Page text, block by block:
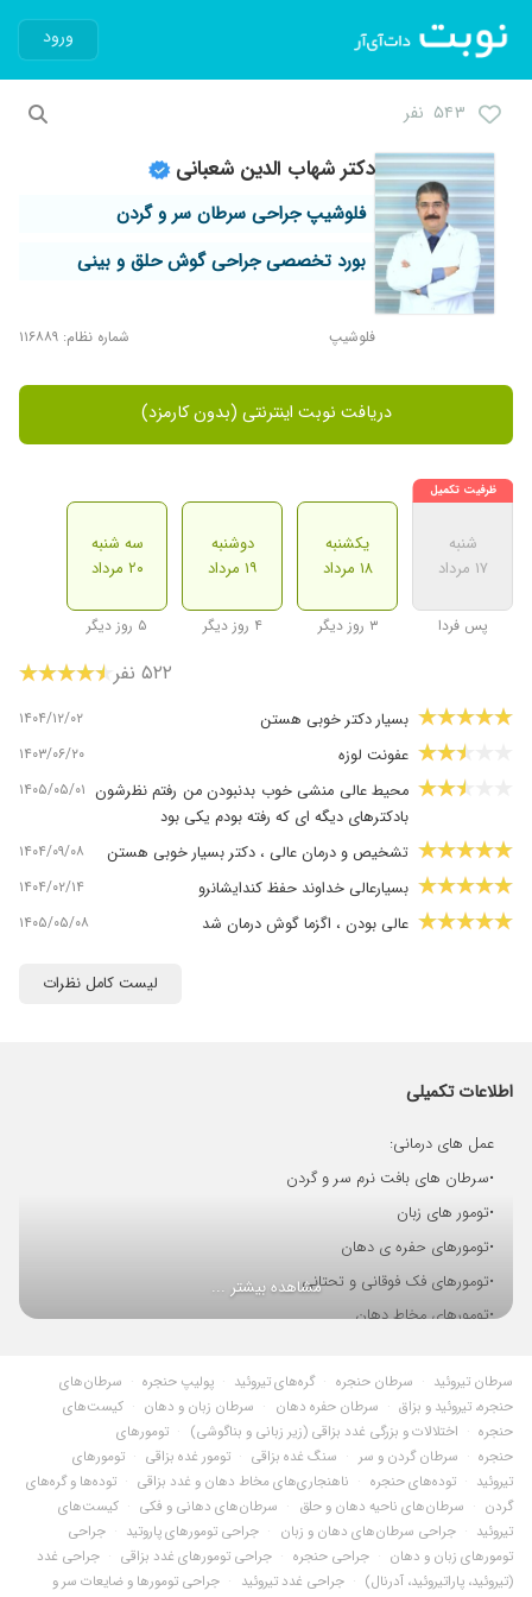
ورود
۵۴۳ نفر
دکتر شهاب الدین شعبانی
فلوشیپ جراحی سرطان سر و گردن
بورد تخصصی جراحی گوش حلق و بینی
فلوشیپ شماره نظام: ۱۱۶۸۸۹
دریافت نوبت اینترنتی (بدون کارمزد)
شنبه
۱۷ مرداد
پس فردا
یکشنبه
۱۸ مرداد
۳ روز دیگر
دوشنبه
۱۹ مرداد
۴ روز دیگر
سه شنبه
۲۰ مرداد
۵ روز دیگر
۵۲۲ نفر
بسیار دکتر خوبی هستن ۱۴۰۴/۱۲/۰۲
عفونت لوزه ۱۴۰۳/۰۶/۲۰
محیط عالی منشی خوب بدنبودن من رفتم نظرشون
بادکترهای دیگه ای که رفته بودم یکی بود
۱۴۰۵/۰۵/۰۱
تشخیص و درمان عالی ، دکتر بسیار خوبی هستن ۱۴۰۴/۰۹/۰۸
بسیارعالی خداوند حفظ کندایشانرو ۱۴۰۴/۰۲/۱۴
عالی بودن ، اگزما گوش درمان شد ۱۴۰۵/۰۵/۰۸
۱۴۰۴/۰۶/۰۳
بهشون مراجعه کردم و ساکشن انجام دادن.
گوش درد میکرد و زود خوب شد
خوس اخلاق و پرحوصله به تمام حرف های بیمارش
گوش میده و اهمیت میده
خوب بود
دکتر خوبی هست من یکبار مراجع کردم با حوصله به
۱۴۰۳/۱۱/۱۰
دکتر محترم هستن ۱۴۰۴/۰۹/۱۰
واقعادکترخیلی خوب وفهمیده ۱۴۰۵/۰۴/۲۷
کاهش شنوایی گوش سرگیجه و حالت تهوع ۱۴۰۴/۰۷/۰۸
سلام من تازه اومدم رفتار منشی وخود آقای دکتر
عالی بود ممنونم
۱۴۰۳/۱۱/۰۶
برای یک نوبت توسط ایشان ویزیت شدم راضی
هستم
۱۴۰۴/۰۸/۲۶
لیست کامل نظرات
اطلاعات تکمیلی
عمل های درمانی:
•سرطان های بافت نرم سر و گردن
•تومور های زبان
•تومورهای حفره ی دهان
•تومورهای فک فوقانی و تحتانی
•تومورهای مخاط دهان
•تومورهای غدد بزاقی
•سنگ های غدد بزاقی
•تیروئید
•پاروتید
•لنف نودهای گردنی
•توده و سرطان حنجره
•تودههای تارهای صوتی
مشاهده بیشتر ...
سرطان تیروئید · سرطان حنجره · گره‌های تیروئید · پولیپ حنجره · سرطان‌های
حنجره، تیروئید و بزاق · سرطان حفره دهان · سرطان زبان و دهان · کیست‌های
حنجره · اختلالات و بزرگی غدد بزاقی (زیر زبانی و بناگوشی) · تومورهای
حنجره · سرطان گردن و سر · سنگ غده بزاقی · تومور غده بزاقی · تومورهای
تیروئید · توده‌های حنجره · ناهنجاری‌های مخاط دهان و غدد بزاقی · توده‌ها و گره‌های
گردن · سرطان‌های ناحیه دهان و حلق · سرطان‌های دهانی و فکی · کیست‌های
تیروئید · جراحی سرطان‌های دهان و زبان · جراحی تومورهای پاروتید · جراحی
تومورهای زبان و دهان · جراحی حنجره · جراحی تومورهای غدد بزاقی · جراحی غدد
(تیروئید، پاراتیروئید، آدرنال) · جراحی غدد تیروئید · جراحی تومورها و ضایعات سر و